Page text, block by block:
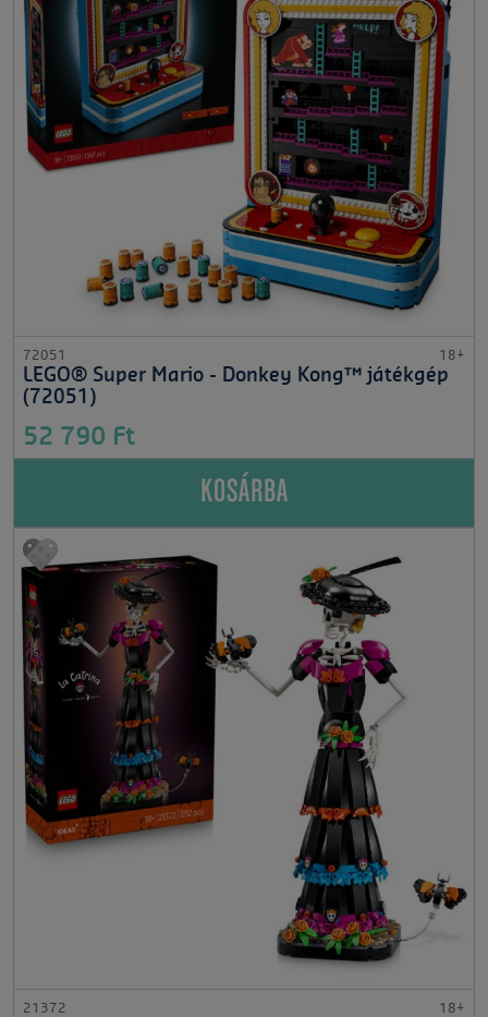
72051 18+
LEGO® Super Mario - Donkey Kong™ játékgép
(72051)
52 790 Ft
KOSÁRBA
21372 18+